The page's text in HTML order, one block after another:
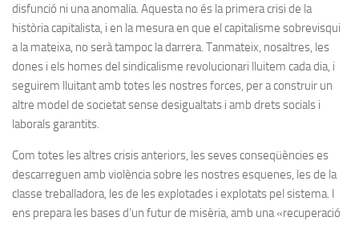
disfunció ni una anomalia. Aquesta no és la primera crisi de la
història capitalista, i en la mesura en que el capitalisme sobrevisqui
a la mateixa, no serà tampoc la darrera. Tanmateix, nosaltres, les
dones i els homes del sindicalisme revolucionari lluitem cada dia, i
seguirem lluitant amb totes les nostres forces, per a construir un
altre model de societat sense desigualtats i amb drets socials i
laborals garantits.
Com totes les altres crisis anteriors, les seves conseqüències es
descarreguen amb violència sobre les nostres esquenes, les de la
classe treballadora, les de les explotades i explotats pel sistema. I
ens prepara les bases d’un futur de misèria, amb una «recuperació